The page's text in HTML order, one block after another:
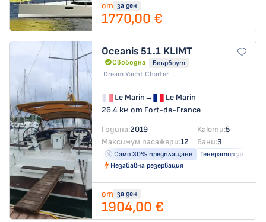
от за ден
1770,00 €
Oceanis 51.1 KLIMT
Свободна
Беърбоут
Dream Yacht Charter
Le Marin→
Le Marin
26.4 км от Fort-de-France
Година:2019 Каюти:5
Максимум пасажери:12 Бани:3
Само 30% предплащане
Генератор за ток
Незабавна резервация
от за ден
1904,00 €